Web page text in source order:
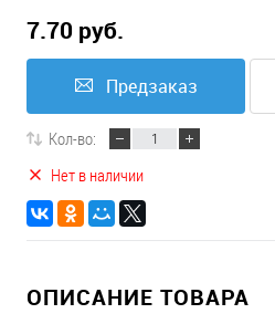
7.70 руб.
Предзаказ
Кол-во:
Нет в наличии
ОПИСАНИЕ ТОВАРА